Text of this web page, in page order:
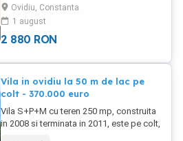
lei,Canon ES 400d ob.18-55 mm 400 lei
si ob sep 70-300 mm - 500 lei , Zenit EM
fara ob - 150 lei, camera video 8 Sanyo
VM-DGP - 480 lei etc, sunt 35 de alte ap
convenabile negociabile. Se pot
cumpara si separat.
Ovidiu, Constanta
1 august
2 880 RON
Vila in ovidiu la 50 m de lac pe
colt - 370.000 euro
Vila S+P+M cu teren 250 mp, construita
in 2008 si terminata in 2011, este pe colt,